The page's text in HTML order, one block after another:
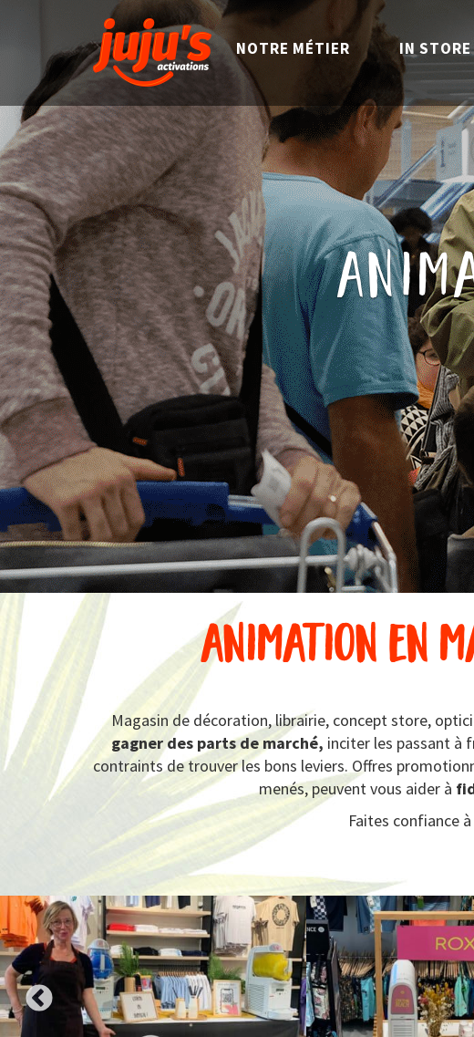
NOTRE MÉTIER IN STORE
animation en
Magasin de décoration, librairie, concept store,
gagner des parts de marché, inciter les passant à
contraints de trouver les bons leviers. Offres
menés, peuvent vous aider à
Faites confiance